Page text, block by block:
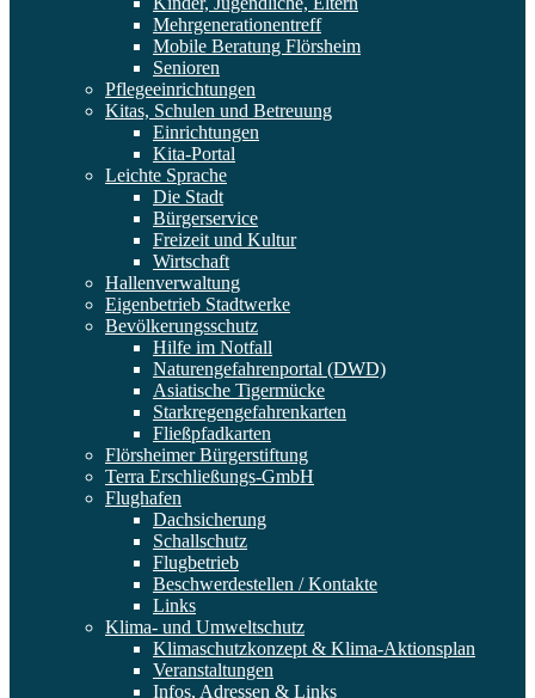
Mehrgenerationentreff
Mobile Beratung Flörsheim
Senioren
Pflegeeinrichtungen
Kitas, Schulen und Betreuung
Einrichtungen
Kita-Portal
Leichte Sprache
Die Stadt
Bürgerservice
Freizeit und Kultur
Wirtschaft
Hallenverwaltung
Eigenbetrieb Stadtwerke
Bevölkerungsschutz
Hilfe im Notfall
Naturengefahrenportal (DWD)
Asiatische Tigermücke
Starkregengefahrenkarten
Fließpfadkarten
Flörsheimer Bürgerstiftung
Terra Erschließungs-GmbH
Flughafen
Dachsicherung
Schallschutz
Flugbetrieb
Beschwerdestellen / Kontakte
Links
Klima- und Umweltschutz
Klimaschutzkonzept & Klima-Aktionsplan
Veranstaltungen
Infos, Adressen & Links